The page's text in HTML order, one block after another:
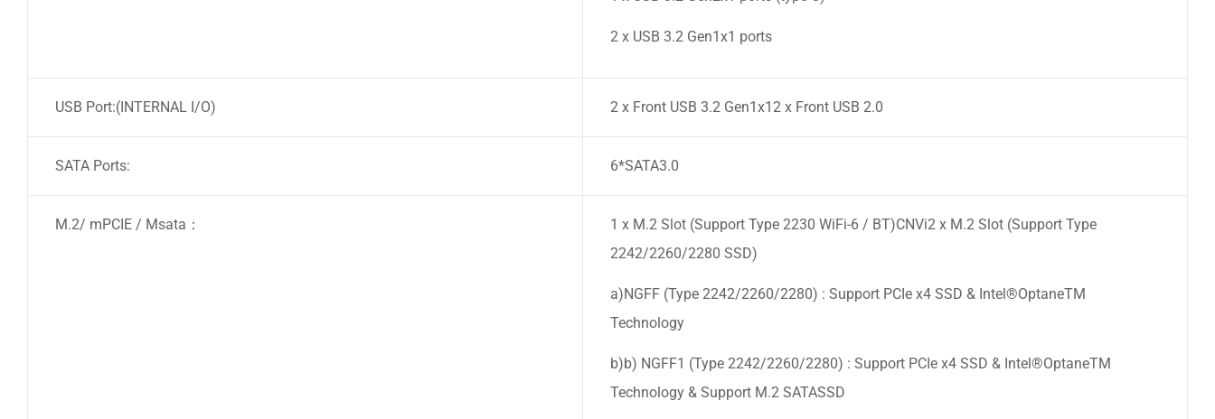
2 x USB 3.2 Gen1x1 ports
USB Port:(INTERNAL I/O) 2 x Front USB 3.2 Gen1x12 x Front USB 2.0
SATA Ports: 6*SATA3.0
M.2/ mPCIE / Msata：
1 x M.2 Slot (Support Type 2230 WiFi-6 / BT)CNVi2 x M.2 Slot (Support Type
2242/2260/2280 SSD)
a)NGFF (Type 2242/2260/2280) : Support PCIe x4 SSD & Intel®OptaneTM
Technology
b)b) NGFF1 (Type 2242/2260/2280) : Support PCIe x4 SSD & Intel®OptaneTM
Technology & Support M.2 SATASSD